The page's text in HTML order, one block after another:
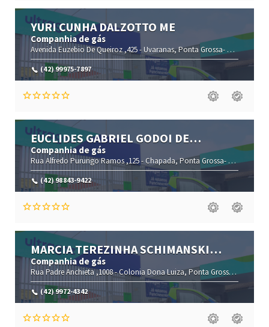
YURI CUNHA DALZOTTO ME
Companhia de gás
Avenida Euzebio De Queiroz ,425 -Uvaranas,Ponta Grossa- Paraná(PR)
(42) 99975-7897
EUCLIDES GABRIEL GODOI DE
OLIVEIRA ME
Companhia de gás
Rua Alfredo Purungo Ramos ,125 - Chapada,Ponta Grossa- Paraná(PR)
(42) 98843-9422
MARCIA TEREZINHA SCHIMANSKI
CORREA ME
Companhia de gás
Rua Padre Anchieta ,1008 -Colonia Dona Luiza, Ponta Grossa-
(42) 9972-4342